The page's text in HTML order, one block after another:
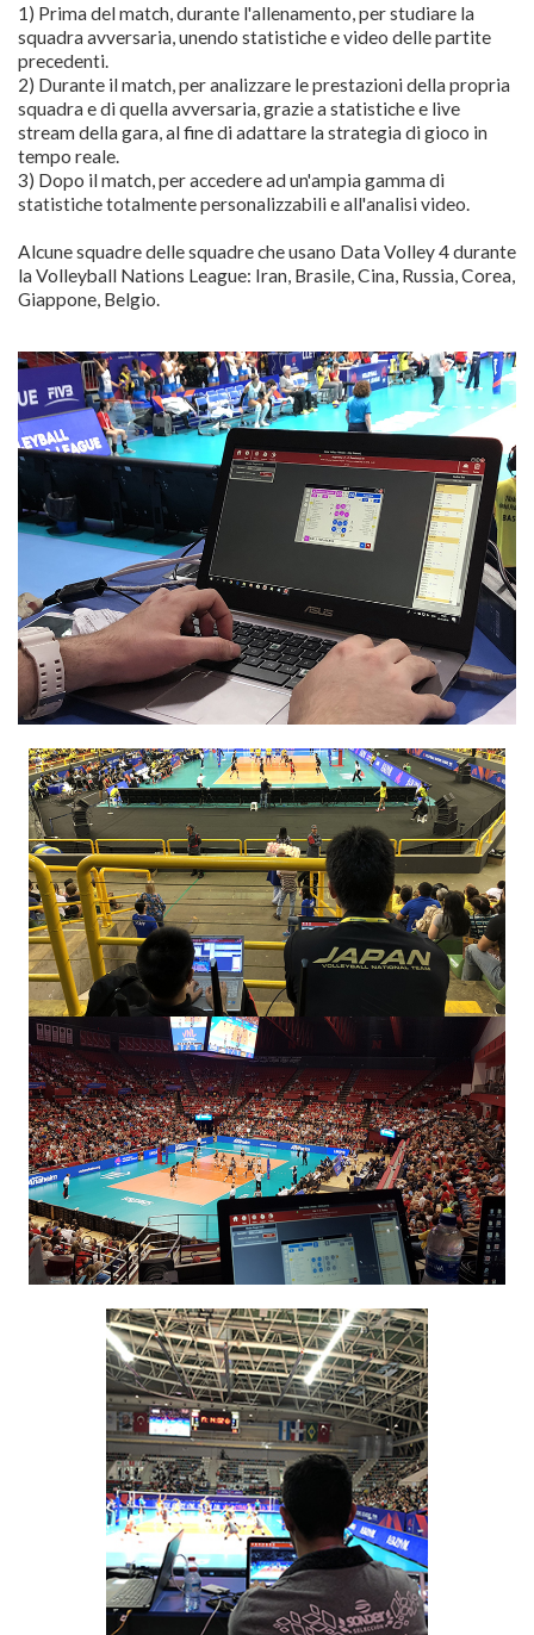
1) Prima del match, durante l'allenamento, per studiare la
squadra avversaria, unendo statistiche e video delle partite
precedenti.
2) Durante il match, per analizzare le prestazioni della propria
squadra e di quella avversaria, grazie a statistiche e live
stream della gara, al fine di adattare la strategia di gioco in
tempo reale.
3) Dopo il match, per accedere ad un'ampia gamma di
statistiche totalmente personalizzabili e all'analisi video.
Alcune squadre delle squadre che usano Data Volley 4 durante
la Volleyball Nations League: Iran, Brasile, Cina, Russia, Corea,
Giappone, Belgio.